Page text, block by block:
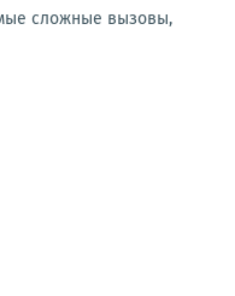
сложные вызовы,